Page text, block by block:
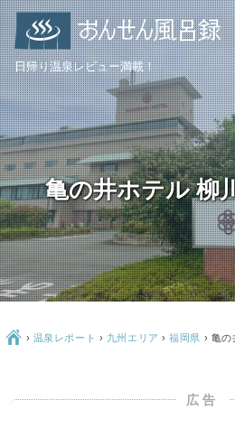
日帰り温泉レビュー満載！
亀の井ホテル 柳
Ç › 温泉レポート › 九州エリア ›福岡県 › 亀の